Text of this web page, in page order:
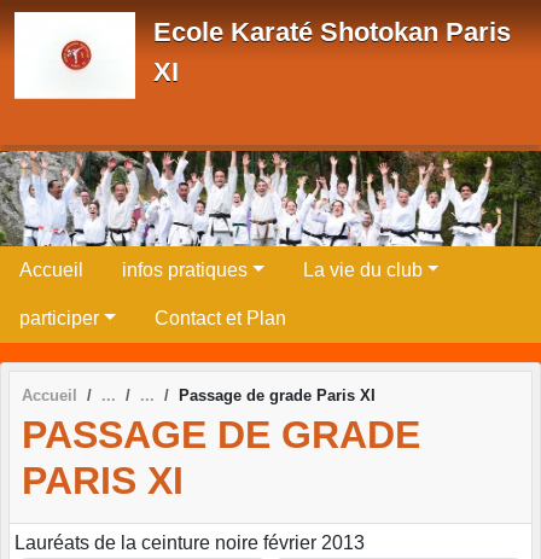
Ecole Karaté Shotokan Paris
XI
Accueil infos pratiques La vie du club
participer Contact et Plan
Accueil Passage de grade Paris XI
PASSAGE DE GRADE
PARIS XI
Lauréats de la ceinture noire février 2013
Panneau de gestion des cookies